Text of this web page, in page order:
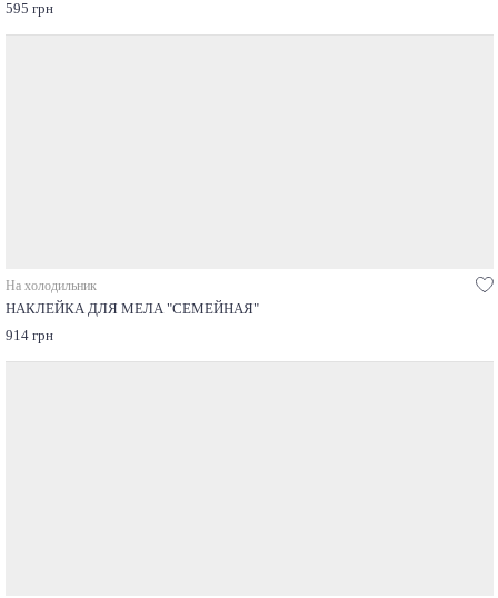
595 грн
На холодильник
НАКЛЕЙКА ДЛЯ МЕЛА "СЕМЕЙНАЯ"
914 грн